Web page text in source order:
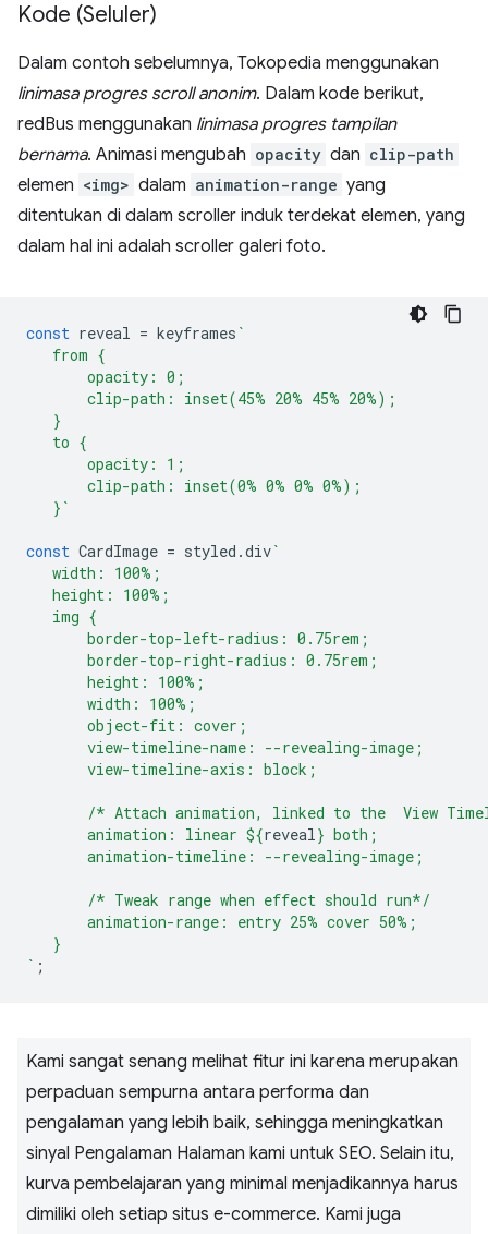
Kode (Seluler)
Dalam contoh sebelumnya, Tokopedia menggunakan
linimasa progres scroll anonim. Dalam kode berikut,
redBus menggunakan linimasa progres tampilan
bernama. Animasi mengubah opacity dan clip-path
elemen <img> dalam animation-range yang
ditentukan di dalam scroller induk terdekat elemen, yang
dalam hal ini adalah scroller galeri foto.
const reveal = keyframes `
   from {
       opacity: 0;
       clip-path: inset(45% 20% 45% 20%);
   }
   to {
       opacity: 1;
       clip-path: inset(0% 0% 0% 0%);
   }`
const CardImage = styled .div`
   width: 100%;
   height: 100%;
   img {
       border-top-left-radius: 0.75rem;
       border-top-right-radius: 0.75rem;
       height: 100%;
       width: 100%;
       object-fit: cover;
       view-timeline-name: --revealing-image;
       view-timeline-axis: block;
/* Attach animation, linked to the  View
       animation: linear
${reveal} both;
       animation-timeline: --revealing-image;
       /* Tweak range when effect should run*/
       animation-range: entry 25% cover 50%;
   }
` ;
Kami sangat senang melihat fitur ini karena merupakan
perpaduan sempurna antara performa dan
pengalaman yang lebih baik, sehingga meningkatkan
sinyal Pengalaman Halaman kami untuk SEO. Selain itu,
kurva pembelajaran yang minimal menjadikannya harus
dimiliki oleh setiap situs e-commerce. Kami juga